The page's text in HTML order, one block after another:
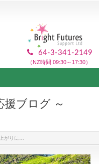
64-3-341-2149
（NZ時間 09:30～17:30）
援ブログ ～
がりに…